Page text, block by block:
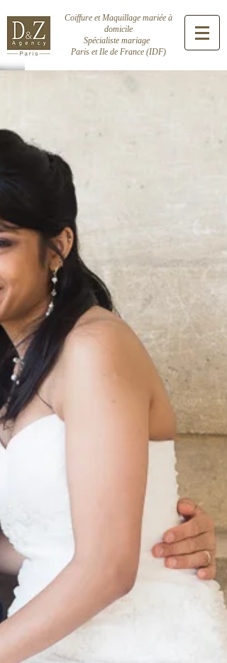
Coiffure et Maquillage mariée à
domicile
Spécialiste mariage
Paris et Ile de France (IDF)